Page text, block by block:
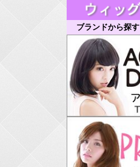
ブランドから探す